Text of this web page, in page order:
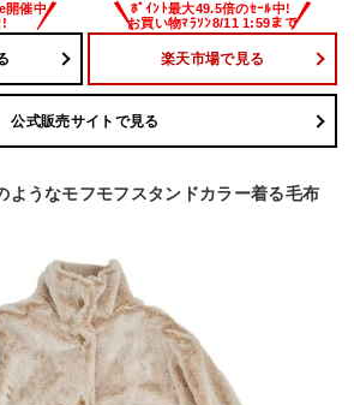
楽天市場で見る
公式販売サイトで見る
ようなモフモフスタンドカラー着る毛布